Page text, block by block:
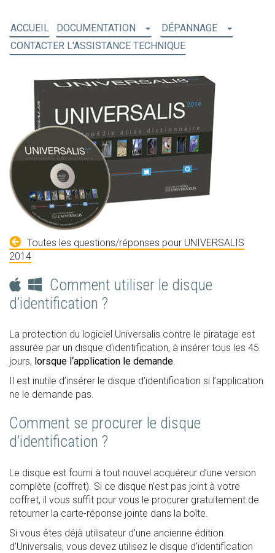
ACCUEIL DOCUMENTATION
DÉPANNAGE
CONTACTER L'ASSISTANCE TECHNIQUE
Toutes les questions/réponses pour UNIVERSALIS
2014
Comment utiliser le disque
d’identification ?
La protection du logiciel Universalis contre le piratage est
assurée par un disque d‘identification, à insérer tous les 45
jours, lorsque l‘application le demande.
Il est inutile d’insérer le disque d’identification si l’application
ne le demande pas.
Comment se procurer le disque
d’identification ?
Le disque est fourni à tout nouvel acquéreur d’une version
complète (coffret). Si ce disque n’est pas joint à votre
coffret, il vous suffit pour vous le procurer gratuitement de
retourner la carte-réponse jointe dans la boîte.
Si vous êtes déjà utilisateur d’une ancienne édition
d’Universalis, vous devez utilisez le disque d’identification